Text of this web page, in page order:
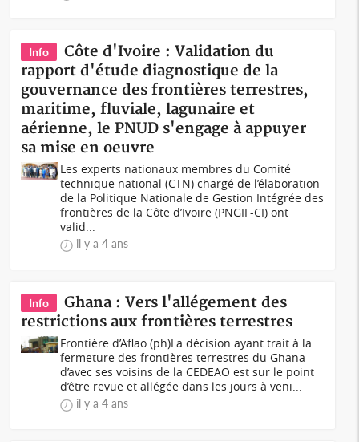
Info
Côte d'Ivoire : Validation du
rapport d'étude diagnostique de la
gouvernance des frontières terrestres,
maritime, fluviale, lagunaire et
aérienne, le PNUD s'engage à appuyer
sa mise en oeuvre
Les experts nationaux membres du Comité
technique national (CTN) chargé de l’élaboration
de la Politique Nationale de Gestion Intégrée des
frontières de la Côte d’Ivoire (PNGIF-CI) ont
valid...
il y a 4 ans
Info
Ghana : Vers l'allégement des
restrictions aux frontières terrestres
Frontière d’Aflao (ph)La décision ayant trait à la
fermeture des frontières terrestres du Ghana
d’avec ses voisins de la CEDEAO est sur le point
d’être revue et allégée dans les jours à veni...
il y a 4 ans